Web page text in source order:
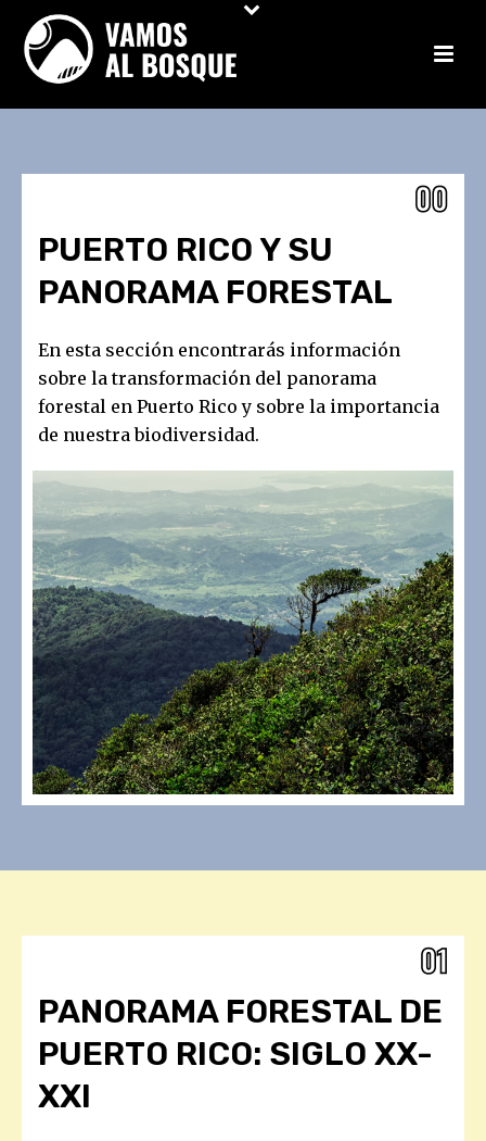
PUERTO RICO Y SU
PANORAMA FORESTAL
En esta sección encontrarás información
sobre la transformación del panorama
forestal en Puerto Rico y sobre la importancia
de nuestra biodiversidad.
PANORAMA FORESTAL DE
PUERTO RICO: SIGLO XX-
XXI